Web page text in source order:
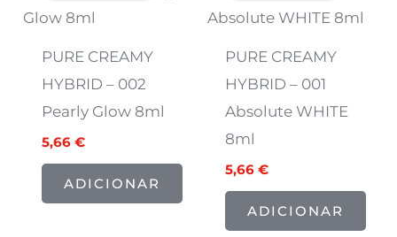
PURE CREAMY
HYBRID – 002
Pearly Glow 8ml
7,07 €.
5,66 €
5,66 €.
ADICIONAR
PURE CREAMY
HYBRID – 001
Absolute WHITE
8ml
7,07 €.
5,66€
5,66 €.
ADICIONAR